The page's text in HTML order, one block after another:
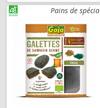
Pains de spécia